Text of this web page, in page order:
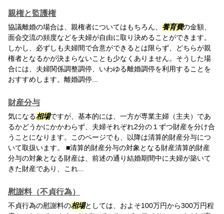
親権と監護権
協議離婚の場合は、親権者についてはもちろん、 養育費の金額、
面会交流の頻度などを夫婦が自由に取り決めることができます。
しかし、必ずしも夫婦間で合意ができるとは限らず、どちらが親
権者となるかが決まらないことも少なくありません。そうした場
合には、夫婦関係調整調停、いわゆる離婚調停を利用することを
おすすめします。離婚調停...
財産分与
気になる相場ですが、基本的には、一方が専業主婦（主夫）であ
るかどうかにかかわらず、夫婦それぞれ2分の１ずつ財産を分け合
うことになります。このページでも、以降は清算的財産分与につ
いて取扱います。 ■清算的財産分与の対象となる財産清算的財産
分与の対象となる財産は、前述の通り結婚期間中に夫婦が築いて
きた財産であり、これ...
慰謝料（不貞行為）
不貞行為の慰謝料の相場としては、およそ100万円から300万円程